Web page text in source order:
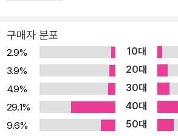
이끈 인류 최고의 고전을 국내 필자가 제대로
과학고전 해설서’인 셈이다. 작도의 기초부터 시작하는 ‘아름다운 기
하학’ 지식의 향연 중고등학교 수학으로 이해
키피아』 『뉴턴의 프린키피아』에서는 먼저 중
평면기하학 지식을 복습하면서 원뿔곡선의
그 지식을 활용하여 프린키피아의 정수인 만
본다. 또한 만유인력의 법칙으로부터 케플러
구매자 분포
2.9% 10대
3.9%
20대
4.9%
30대
29.1%
40대
9.6%
50대